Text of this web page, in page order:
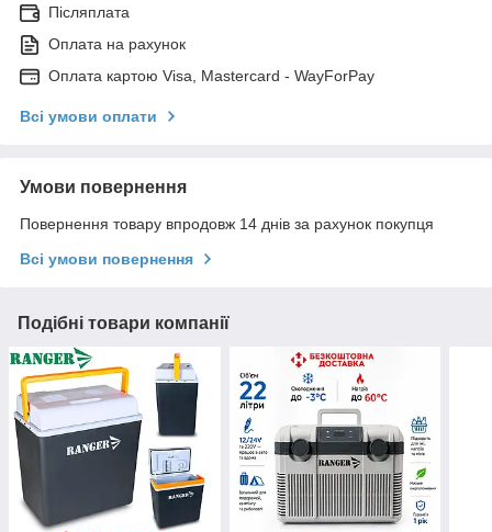
Післяплата
Оплата на рахунок
Оплата картою Visa, Mastercard - WayForPay
Всі умови оплати
Умови повернення
Повернення товару впродовж 14 днів за рахунок покупця
Всі умови повернення
Подібні товари компанії